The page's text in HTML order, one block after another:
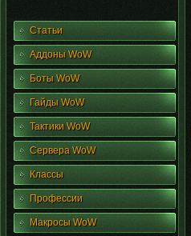
Статьи
Аддоны WoW
Боты WoW
Гайды WoW
Тактики WoW
Сервера WoW
Классы
Профессии
Макросы WoW